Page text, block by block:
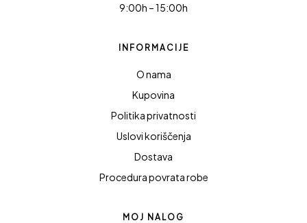
9:00h – 15:00h
INFORMACIJE
O nama
Kupovina
Politika privatnosti
Uslovi koriščenja
Dostava
Procedura povrata robe
MOJ NALOG